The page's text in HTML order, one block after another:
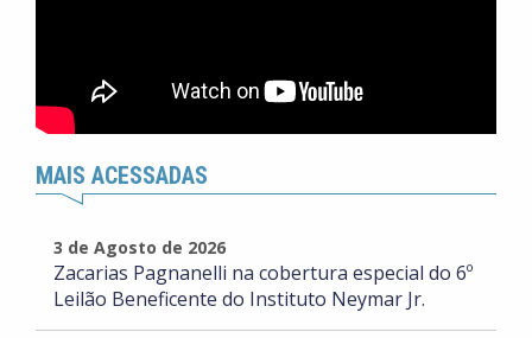
MAIS ACESSADAS
3 de Agosto de 2026
Zacarias Pagnanelli na cobertura especial do 6º
Leilão Beneficente do Instituto Neymar Jr.